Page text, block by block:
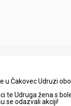
u Čakovec Udruzi
te Udruga žena s
se odazvali akciji!